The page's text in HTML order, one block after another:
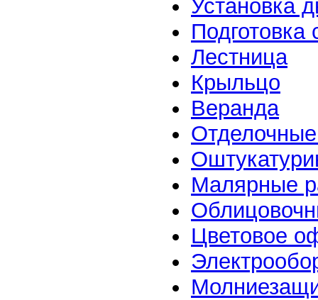
Установка
Подготовка
Лестница
Крыльцо
Веранда
Малярные
Цветовое